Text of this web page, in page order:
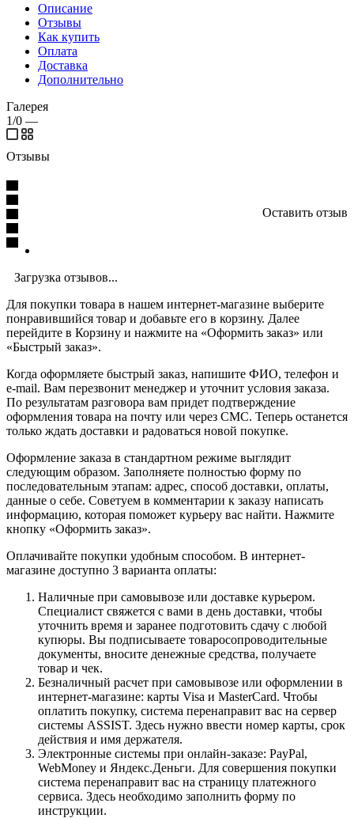
Описание
Отзывы
Как купить
Оплата
Доставка
Дополнительно
Галерея
1/0 —
Отзывы
Оставить отзыв
Загрузка отзывов...
Для покупки товара в нашем интернет-магазине выберите
понравившийся товар и добавьте его в корзину. Далее
перейдите в Корзину и нажмите на «Оформить заказ» или
«Быстрый заказ».
Когда оформляете быстрый заказ, напишите ФИО, телефон и
e-mail. Вам перезвонит менеджер и уточнит условия заказа.
По результатам разговора вам придет подтверждение
оформления товара на почту или через СМС. Теперь останется
только ждать доставки и радоваться новой покупке.
Оформление заказа в стандартном режиме выглядит
следующим образом. Заполняете полностью форму по
последовательным этапам: адрес, способ доставки, оплаты,
данные о себе. Советуем в комментарии к заказу написать
информацию, которая поможет курьеру вас найти. Нажмите
кнопку «Оформить заказ».
Оплачивайте покупки удобным способом. В интернет-
магазине доступно 3 варианта оплаты:
Наличные при самовывозе или доставке курьером.
Специалист свяжется с вами в день доставки, чтобы
уточнить время и заранее подготовить сдачу с любой
купюры. Вы подписываете товаросопроводительные
документы, вносите денежные средства, получаете
товар и чек.
Безналичный расчет при самовывозе или оформлении в
интернет-магазине: карты Visa и MasterCard. Чтобы
оплатить покупку, система перенаправит вас на сервер
системы ASSIST. Здесь нужно ввести номер карты, срок
действия и имя держателя.
Электронные системы при онлайн-заказе: PayPal,
WebMoney и Яндекс.Деньги. Для совершения покупки
система перенаправит вас на страницу платежного
сервиса. Здесь необходимо заполнить форму по
инструкции.